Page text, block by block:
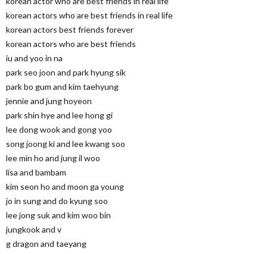
korean actors who are best friends in real life
korean actors best friends forever
korean actors who are best friends
iu and yoo in na
park seo joon and park hyung sik
park bo gum and kim taehyung
jennie and jung hoyeon
park shin hye and lee hong gi
lee dong wook and gong yoo
song joong ki and lee kwang soo
lee min ho and jung il woo
lisa and bambam
kim seon ho and moon ga young
jo in sung and do kyung soo
lee jong suk and kim woo bin
jungkook and v
g dragon and taeyang